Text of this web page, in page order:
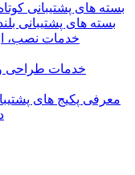
بسته های پشتیبانی
بسته های پشتیبانی
خدمات نصب،
خدمات طراحی
معرفی پکیج های